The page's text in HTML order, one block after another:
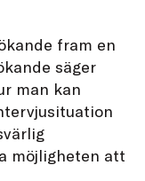
fram en
säger
man kan
möjligheten att